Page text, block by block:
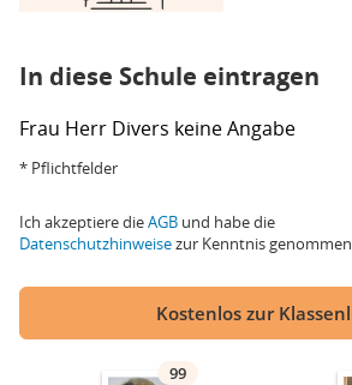
In diese Schule eintragen
Frau Herr Divers keine Angabe
* Pflichtfelder
Ich akzeptiere dieAGB und habe die
Datenschutzhinweisezur Kenntnis
Kostenlos zur
99